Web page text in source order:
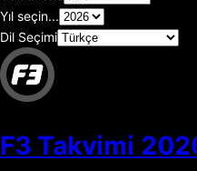
Yıl seçin...
Dil Seçimi
F3 Takvimi